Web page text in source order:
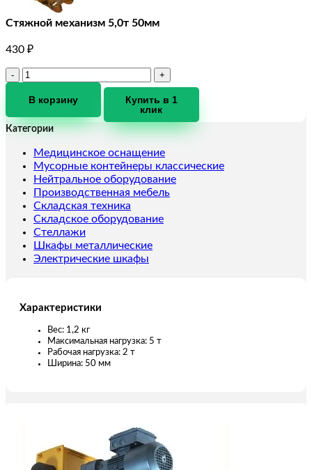
Стяжной механизм 5,0т 50мм
430 ₽
Количество
Стяжной
5,0т
В корзину
Купить в 1
клик
Категории
Медицинское оснащение
Мусорные контейнеры классические
Нейтральное оборудование
Производственная мебель
Складская техника
Складское оборудование
Стеллажи
Шкафы металлические
Электрические шкафы
Характеристики
Вес: 1,2 кг
Максимальная нагрузка: 5 т
Рабочая нагрузка: 2 т
Ширина: 50 мм